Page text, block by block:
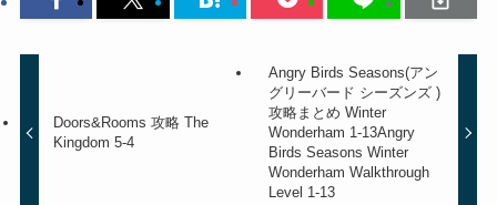
Doors&Rooms 攻略 The
Kingdom 5-4
Angry Birds Seasons(アン
グリーバード シーズンズ )
攻略まとめ Winter
Wonderham 1-13Angry
Birds Seasons Winter
Wonderham Walkthrough
Level 1-13